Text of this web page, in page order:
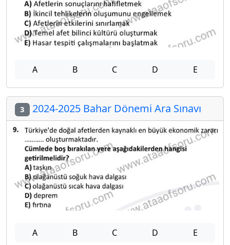
A B C D E
3 2024-2025 Bahar Dönemi Ara Sınavı
A B C D E